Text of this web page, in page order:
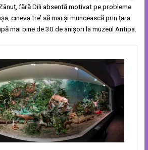
fără Dili absentă motivat pe probleme
cineva tre’ să mai și muncească prin țara
mai bine de 30 de anișori la muzeul Antipa.